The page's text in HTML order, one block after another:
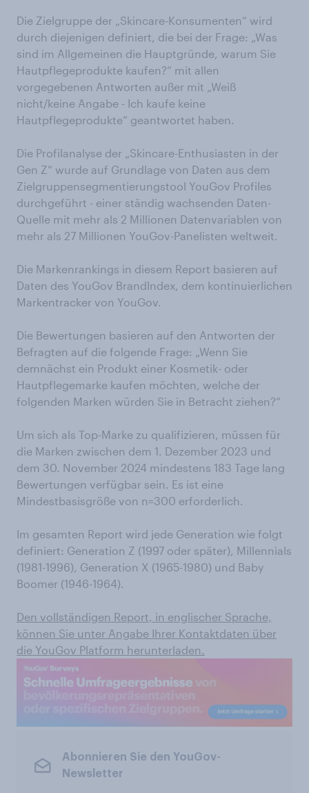
Die Zielgruppe der „Skincare-Konsumenten“ wird
durch diejenigen definiert, die bei der Frage: „Was
sind im Allgemeinen die Hauptgründe, warum Sie
Hautpflegeprodukte kaufen?“ mit allen
vorgegebenen Antworten außer mit „Weiß
nicht/keine Angabe - Ich kaufe keine
Hautpflegeprodukte“ geantwortet haben.
Die Profilanalyse der „Skincare-Enthusiasten in der
Gen Z“ wurde auf Grundlage von Daten aus dem
Zielgruppensegmentierungstool YouGov Profiles
durchgeführt - einer ständig wachsenden Daten-
Quelle mit mehr als 2 Millionen Datenvariablen von
mehr als 27 Millionen YouGov-Panelisten weltweit.
Die Markenrankings in diesem Report basieren auf
Daten des YouGov BrandIndex, dem kontinuierlichen
Markentracker von YouGov.
Die Bewertungen basieren auf den Antworten der
Befragten auf die folgende Frage: „Wenn Sie
demnächst ein Produkt einer Kosmetik- oder
Hautpflegemarke kaufen möchten, welche der
folgenden Marken würden Sie in Betracht ziehen?“
Um sich als Top-Marke zu qualifizieren, müssen für
die Marken zwischen dem 1. Dezember 2023 und
dem 30. November 2024 mindestens 183 Tage lang
Bewertungen verfügbar sein. Es ist eine
Mindestbasisgröße von n=300 erforderlich.
Im gesamten Report wird jede Generation wie folgt
definiert: Generation Z (1997 oder später), Millennials
(1981-1996), Generation X (1965-1980) und Baby
Boomer (1946-1964).
Den vollständigen Report, in englischer Sprache,
können Sie unter Angabe Ihrer Kontaktdaten über
die YouGov Platform herunterladen.
Abonnieren Sie den YouGov-
Newsletter